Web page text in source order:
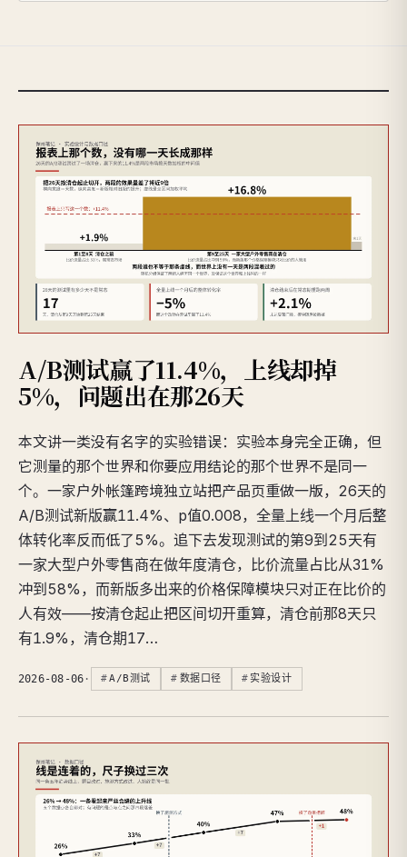
A/B测试赢了11.4%，上线却掉
5%，问题出在那26天
本文讲一类没有名字的实验错误：实验本身完全正确，但
它测量的那个世界和你要应用结论的那个世界不是同一
个。一家户外帐篷跨境独立站把产品页重做一版，26天的
A/B测试新版赢11.4%、p值0.008，全量上线一个月后整
体转化率反而低了5%。追下去发现测试的第9到25天有
一家大型户外零售商在做年度清仓，比价流量占比从31%
冲到58%，而新版多出来的价格保障模块只对正在比价的
人有效——按清仓起止把区间切开重算，清仓前那8天只
有1.9%，清仓期17…
2026-08-06 · A/B测试 数据口径 实验设计